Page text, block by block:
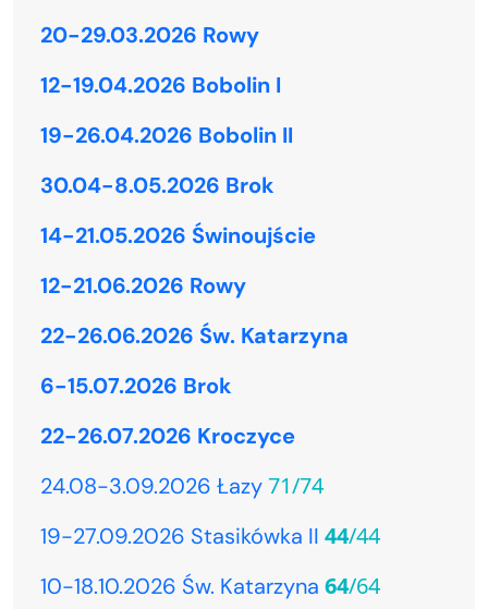
20-29.03.2026 Rowy
12-19.04.2026 Bobolin I
19-26.04.2026 Bobolin II
30.04-8.05.2026 Brok
14-21.05.2026 Świnoujście
12-21.06.2026 Rowy
22-26.06.2026 Św. Katarzyna
6-15.07.2026 Brok
22-26.07.2026 Kroczyce
24.08-3.09.2026 Łazy71/74
19-27.09.2026 Stasikówka II 44/44
10-18.10.2026 Św. Katarzyna 64/64